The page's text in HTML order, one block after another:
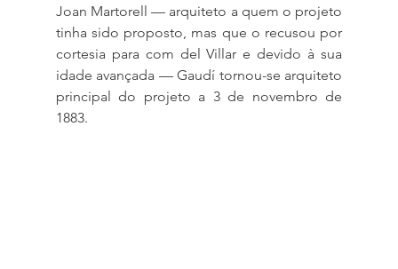
Joan Martorell — arquiteto a quem o projeto
tinha sido proposto, mas que o recusou por
cortesia para com del Villar e devido à sua
idade avançada — Gaudí tornou-se arquiteto
principal do projeto a 3 de novembro de
1883.